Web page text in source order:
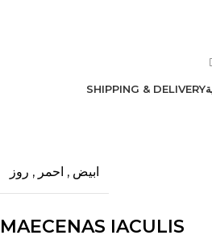
SHIPPING & DELIVERY
ابيض , احمر , روز
MAECENAS IACULIS